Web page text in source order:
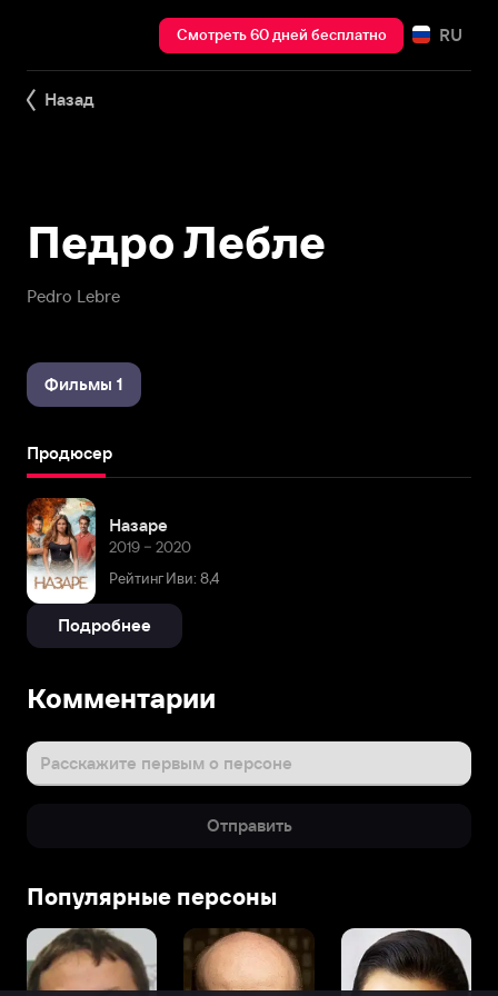
Смотреть 60 дней бесплатно RU
Назад
Pedro Lebre
Педро Лебле
Фильмы 1
Продюсер
Назаре
2019 – 2020
Рейтинг Иви: 8,4
Подробнее
Комментарии
Расскажите первым о персоне
Отправить
Популярные персоны